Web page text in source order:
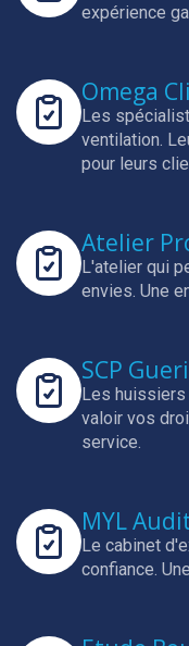
expérience
Omega
Les
ventilation.
pour leurs
Atelier
L'atelier qui
envies. Une
SCP
Les huissiers
valoir vos
service.
MYL
Le cabinet
confiance.